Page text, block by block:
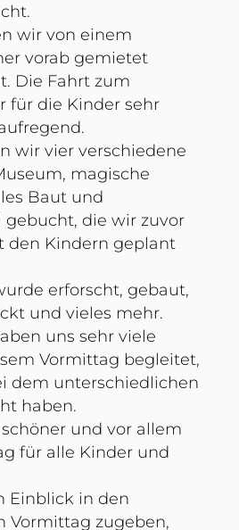
wir von einem
vorab gemietet
Die Fahrt zum
für die Kinder sehr
wir vier verschiedene
magische
Baut und
gebucht, die wir zuvor
den Kindern geplant
erforscht, gebaut,
und vieles mehr.
uns sehr viele
Vormittag begleitet,
dem unterschiedlichen
haben.
und vor allem
für alle Kinder und
Einblick in den
Vormittag zugeben,